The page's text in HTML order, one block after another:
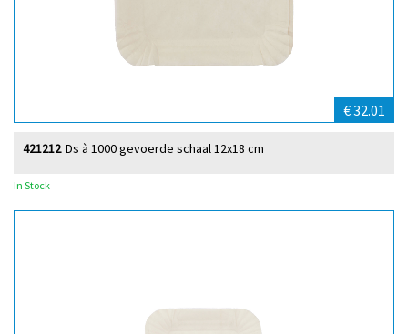
€ 32.01
Ds à 1000 gevoerde schaal 12x18 cm
421212
In Stock